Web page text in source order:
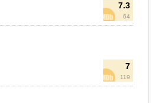
7.3
64
7
119